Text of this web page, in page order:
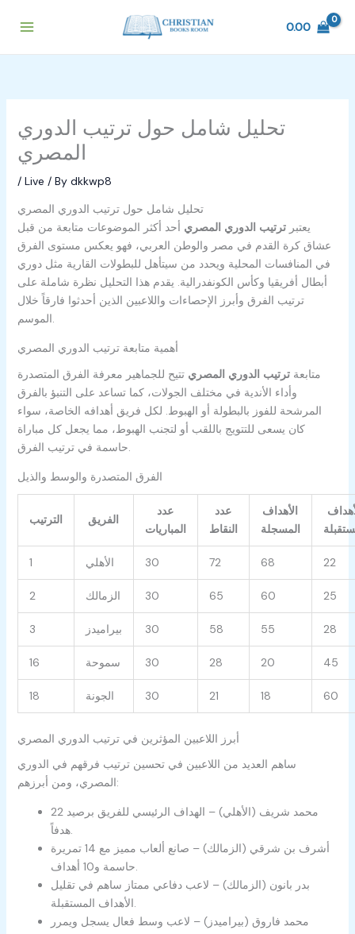
0.00
تحليل شامل حول ترتيب الدوري
المصري
/ Live / By dkkwp8
تحليل شامل حول ترتيب الدوري المصري
يعتبرترتيب الدوري المصري أحد أكثر الموضوعات متابعة من قبل
عشاق كرة القدم في مصر والوطن العربي، فهو يعكس مستوى الفرق
في المنافسات المحلية ويحدد من سيتأهل للبطولات القارية مثل دوري
أبطال أفريقيا وكأس الكونفدرالية. يقدم هذا التحليل نظرة شاملة على
ترتيب الفرق وأبرز الإحصاءات واللاعبين الذين أحدثوا فارقاً خلال
الموسم.
أهمية متابعة ترتيب الدوري المصري
متابعةترتيب الدوري المصري تتيح للجماهير معرفة الفرق المتصدرة
وأداء الأندية في مختلف الجولات، كما تساعد على التنبؤ بالفرق
المرشحة للفوز بالبطولة أو الهبوط. لكل فريق أهدافه الخاصة، سواء
كان يسعى للتتويج باللقب أو لتجنب الهبوط، مما يجعل كل مباراة
حاسمة في ترتيب الفرق.
الفرق المتصدرة والوسط والذيل
الترتيب الفريق
عدد
المباريات
عدد
النقاط
الأهداف
المسجلة
1 الأهلي 30 72 68 22
2 الزمالك 30 65 60 25
3 بيراميدز 30 58 55 28
16 سموحة 30 28 20 45
18 الجونة 30 21 18 60
أبرز اللاعبين المؤثرين في ترتيب الدوري المصري
ساهم العديد من اللاعبين في تحسين ترتيب فرقهم في الدوري
المصري، ومن أبرزهم:
محمد شريف (الأهلي) – الهداف الرئيسي للفريق برصيد 22
هدفاً.
أشرف بن شرقي (الزمالك) – صانع ألعاب مميز مع 14 تمريرة
حاسمة و10 أهداف.
بدر بانون (الزمالك) – لاعب دفاعي ممتاز ساهم في تقليل
الأهداف المستقبلة.
محمد فاروق (بيراميدز) – لاعب وسط فعال يسجل ويمرر